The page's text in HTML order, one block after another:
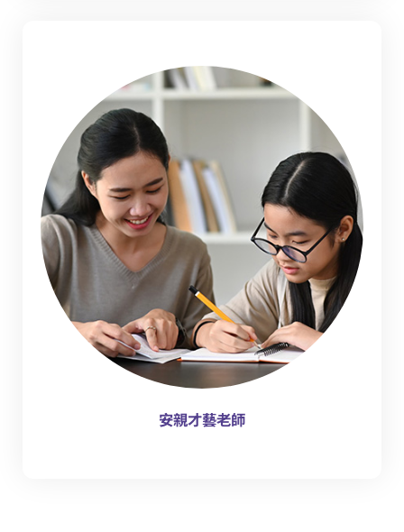
安親才藝老師